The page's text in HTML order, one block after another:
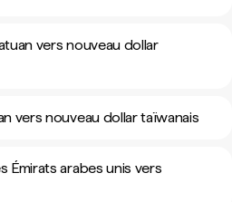
vers nouveau dollar
vers nouveau dollar taïwanais
Émirats arabes unis vers